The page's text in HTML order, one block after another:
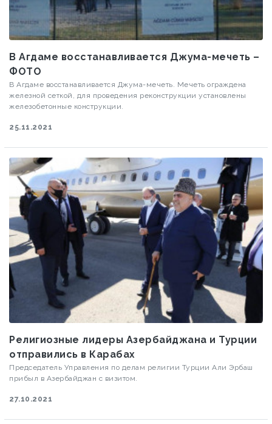
В Агдаме восстанавливается Джума-мечеть –
ФОТО
В Агдаме восстанавливается Джума-мечеть. Мечеть ограждена
железной сеткой, для проведения реконструкции установлены
железобетонные конструкции.
25.11.2021
Религиозные лидеры Азербайджана и Турции
отправились в Карабах
Председатель Управления по делам религии Турции Али Эрбаш
прибыл в Азербайджан с визитом.
27.10.2021